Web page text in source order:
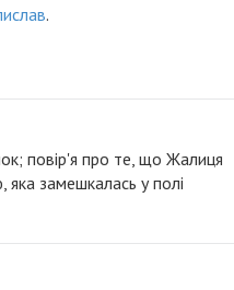
.
повір'я про те, що Жалиця
яка замешкалась у полі